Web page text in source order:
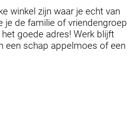
winkel zijn waar je echt van
je de familie of vriendengroep
goede adres! Werk blijft
een schap appelmoes of een